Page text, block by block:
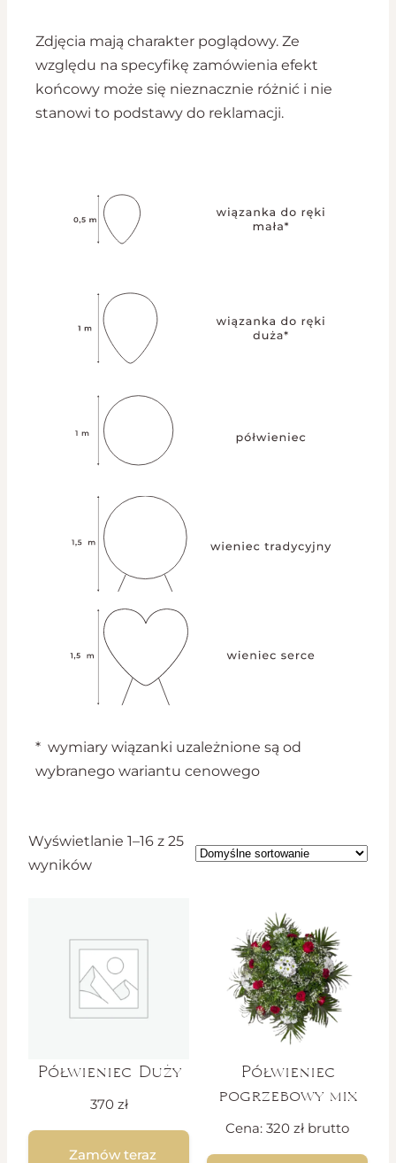
Zdjęcia mają charakter poglądowy. Ze
względu na specyfikę zamówienia efekt
końcowy może się nieznacznie różnić i nie
stanowi to podstawy do reklamacji.
* wymiary wiązanki uzależnione są od
wybranego wariantu cenowego
Wyświetlanie 1–16 z 25
wyników
Półwieniec Duży
370 zł
Zamów teraz
Półwieniec
pogrzebowy mix
Cena: 320 zł brutto